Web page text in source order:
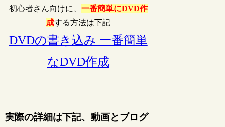
初心者さん向けに、 一番簡単にDVD作
成する方法は下記
DVDの書き込み 一番簡単
なDVD作成
実際の詳細は下記、動画とブログ